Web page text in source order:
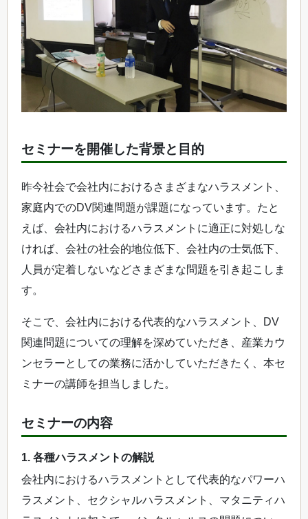
セミナーを開催した背景と目的
昨今社会で会社内におけるさまざまなハラスメント、
家庭内でのDV関連問題が課題になっています。たと
えば、会社内におけるハラスメントに適正に対処しな
ければ、会社の社会的地位低下、会社内の士気低下、
人員が定着しないなどさまざまな問題を引き起こしま
す。
そこで、会社内における代表的なハラスメント、DV
関連問題についての理解を深めていただき、産業カウ
ンセラーとしての業務に活かしていただきたく、本セ
ミナーの講師を担当しました。
セミナーの内容
1. 各種ハラスメントの解説
会社内におけるハラスメントとして代表的なパワーハ
ラスメント、セクシャルハラスメント、マタニティハ